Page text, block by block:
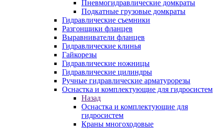
Пневмогидравлические домкраты
Подкатные грузовые домкраты
Гидравлические съемники
Разгонщики фланцев
Выравниватели фланцев
Гидравлические клинья
Гайкорезы
Гидравлические ножницы
Гидравлические цилиндры
Ручные гидравлические арматурорезы
Оснастка и комплектующие для гидросистем
Назад
Оснастка и комплектующие для
гидросистем
Краны многоходовые